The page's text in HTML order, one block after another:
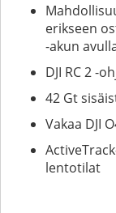
erikseen
-akun
DJI RC 2 -
42 Gt
Vakaa DJI
lentotilat